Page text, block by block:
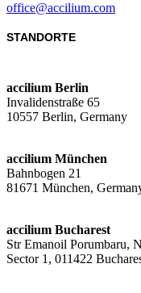
office@accilium.com
STANDORTE
accilium Berlin
Invalidenstraße 65
10557 Berlin, Germany
accilium München
Bahnbogen 21
81671 München,
accilium Bucharest
Str Emanoil Porumbaru,
Sector 1, 011422